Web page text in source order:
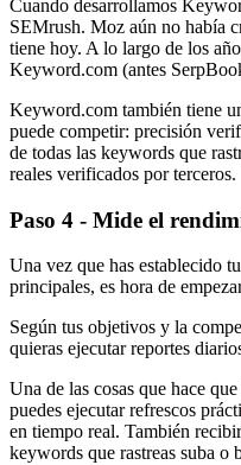
Cuando desarrollamos
SEMrush. Moz aún no había
tiene hoy. A lo largo de los
Keyword.com (antes
Keyword.com también tiene
puede competir: precisión
de todas las keywords que
reales verificados por terceros.
Paso 4 - Mide el
Una vez que has establecido
principales, es hora de
Según tus objetivos y la
quieras ejecutar reportes
Una de las cosas que hace
puedes ejecutar refrescos
en tiempo real. También
keywords que rastreas suba o